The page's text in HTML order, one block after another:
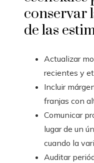
conservar
de las
Actualizar
recientes y
Incluir
franjas con
Comunicar
lugar de un
cuando la
Auditar